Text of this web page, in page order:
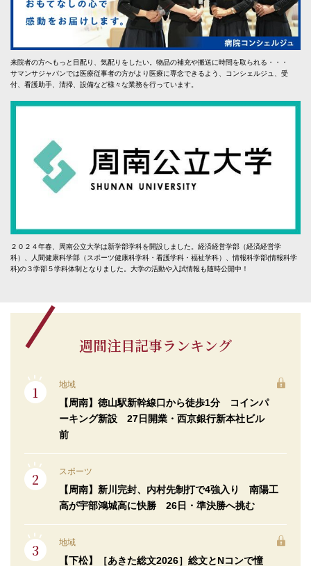
来院者の方へもっと目配り、気配りをしたい。物品の補充や搬送に時間を取られる・・・
サマンサジャパンでは医療従事者の方がより医療に専念できるよう、コンシェルジュ、受
付、看護助手、清掃、設備など様々な業務を行っています。
２０２４年春、周南公立大学は新学部学科を開設しました。経済経営学部（経済経営学
科）、人間健康科学部（スポーツ健康科学科・看護学科・福祉学科）、情報科学部(情報科学
科)の３学部５学科体制となりました。大学の活動や入試情報も随時公開中！
週間注目記事ランキング
地域
【周南】徳山駅新幹線口から徒歩1分 コインパ
ーキング新設 27日開業・西京銀行新本社ビル
前
スポーツ
【周南】新川完封、内村先制打で4強入り 南陽工
高が宇部鴻城高に快勝 26日・準決勝へ挑む
地域
【下松】［あきた総文2026］総文とNコンで憧